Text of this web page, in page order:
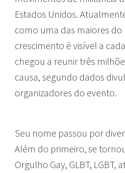
Estados Unidos.
como uma das maiores do
crescimento é visível a
chegou a reunir três
causa, segundo dados
organizadores do evento.
Seu nome passou por
Além do primeiro, se
Orgulho Gay, GLBT, LGBT,